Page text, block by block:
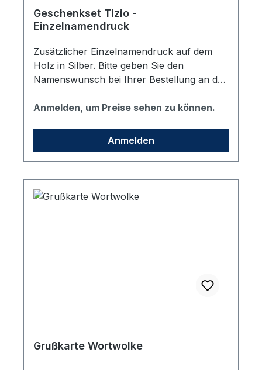
Geschenkset Tizio -
Einzelnamendruck
Zusätzlicher Einzelnamendruck auf dem
Holz in Silber. Bitte geben Sie den
Namenswunsch bei Ihrer Bestellung an der
Kommentar" ein.
Anmelden, um Preise sehen zu können.
Anmelden
Grußkarte Wortwolke